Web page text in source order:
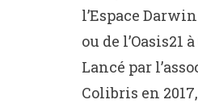
l’Espace
ou de l’Oasis21
Lancé par
Colibris en